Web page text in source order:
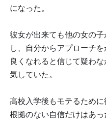
になった。
彼女が出来ても他の女の
し、自分からアプローチ
良くなれると信じて疑わ
気していた。
高校入学後もモテるため
根拠のない自信だけはあっ